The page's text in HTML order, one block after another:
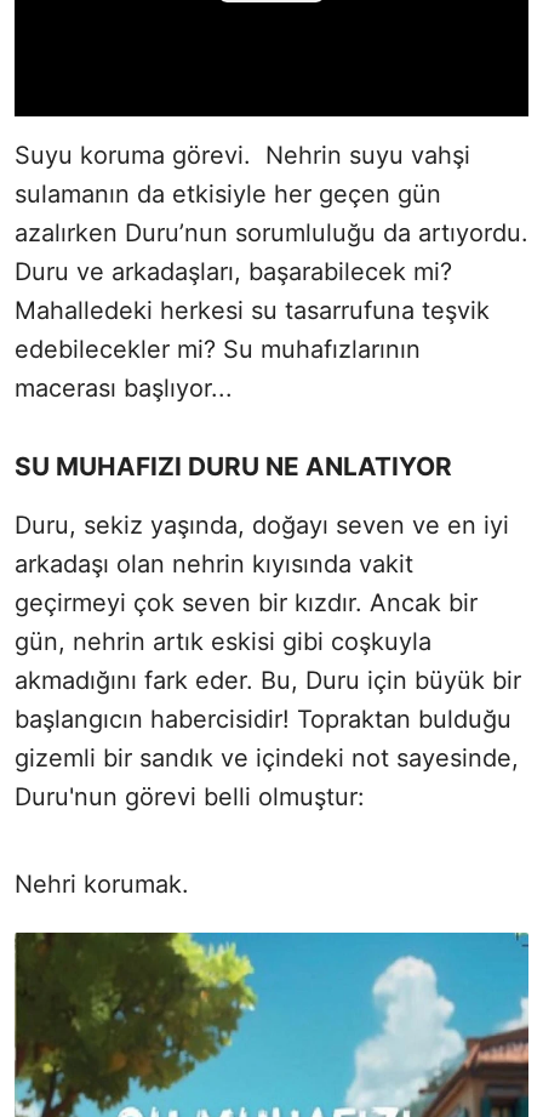
Suyu koruma görevi. Nehrin suyu vahşi
sulamanın da etkisiyle her geçen gün
azalırken Duru’nun sorumluluğu da artıyordu.
Duru ve arkadaşları, başarabilecek mi?
Mahalledeki herkesi su tasarrufuna teşvik
edebilecekler mi? Su muhafızlarının
macerası başlıyor...
SU MUHAFIZI DURU NE ANLATIYOR
Duru, sekiz yaşında, doğayı seven ve en iyi
arkadaşı olan nehrin kıyısında vakit
geçirmeyi çok seven bir kızdır. Ancak bir
gün, nehrin artık eskisi gibi coşkuyla
akmadığını fark eder. Bu, Duru için büyük bir
başlangıcın habercisidir! Topraktan bulduğu
gizemli bir sandık ve içindeki not sayesinde,
Duru'nun görevi belli olmuştur:
Nehri korumak.